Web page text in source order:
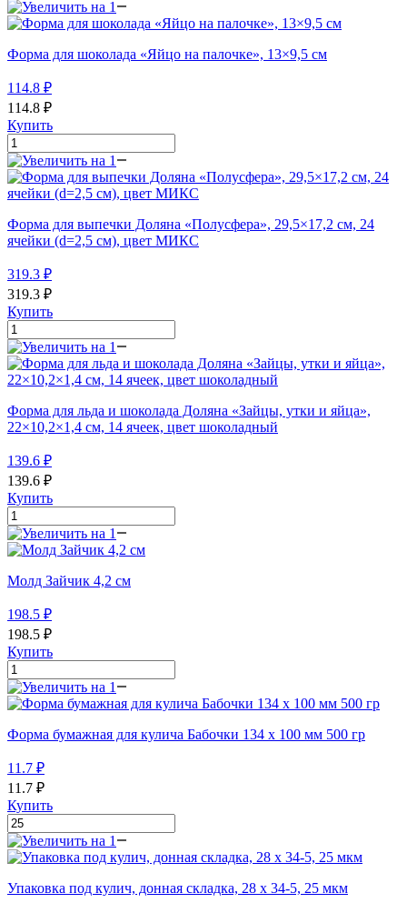
Форма для шоколада «Яйцо на палочке», 13×9,5 см
114.8 ₽
114.8 ₽
Купить
Форма для выпечки Доляна «Полусфера», 29,5×17,2 см, 24
ячейки (d=2,5 см), цвет МИКС
319.3 ₽
319.3 ₽
Купить
Форма для льда и шоколада Доляна «Зайцы, утки и яйца»,
22×10,2×1,4 см, 14 ячеек, цвет шоколадный
139.6 ₽
139.6 ₽
Купить
Молд Зайчик 4,2 см
198.5 ₽
198.5 ₽
Купить
Форма бумажная для кулича Бабочки 134 х 100 мм 500 гр
11.7 ₽
11.7 ₽
Купить
Упаковка под кулич, донная складка, 28 х 34-5, 25 мкм